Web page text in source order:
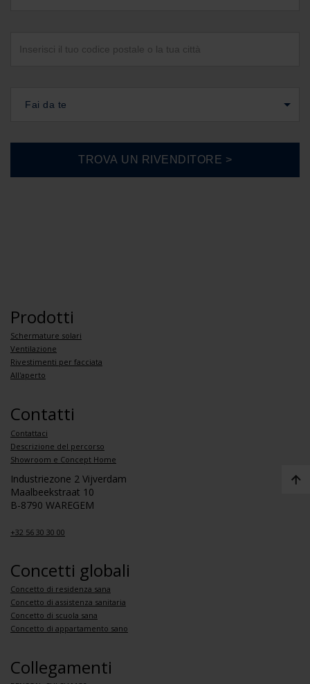
Fai da te
Prodotti
Schermature solari
Ventilazione
Rivestimenti per facciata
All'aperto
Contatti
Contattaci
Descrizione del percorso
Showroom e Concept Home
Industriezone 2 Vijverdam
Maalbeekstraat 10
B-8790 WAREGEM
+32 56 30 30 00
Concetti globali
Concetto di residenza sana
Concetto di assistenza sanitaria
Concetto di scuola sana
Concetto di appartamento sano
Collegamenti